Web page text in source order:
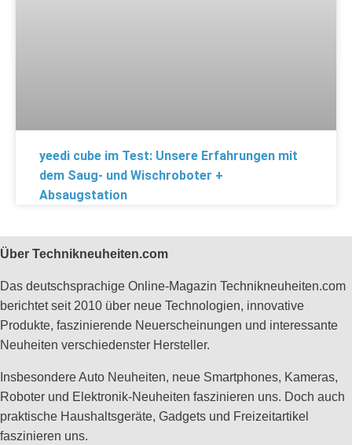
yeedi cube im Test: Unsere Erfahrungen mit
dem Saug- und Wischroboter +
Absaugstation
Über Technikneuheiten.com
Das deutschsprachige Online-Magazin Technikneuheiten.com
berichtet seit 2010 über neue Technologien, innovative
Produkte, faszinierende Neuerscheinungen und interessante
Neuheiten verschiedenster Hersteller.
Insbesondere Auto Neuheiten, neue Smartphones, Kameras,
Roboter und Elektronik-Neuheiten faszinieren uns. Doch auch
praktische Haushaltsgeräte, Gadgets und Freizeitartikel
faszinieren uns.